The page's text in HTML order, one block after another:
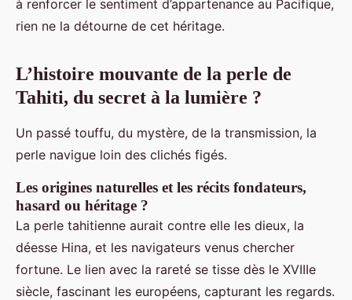
à renforcer le sentiment d’appartenance au Pacifique,
rien ne la détourne de cet héritage.
L’histoire mouvante de la perle de
Tahiti, du secret à la lumière ?
Un passé touffu, du mystère, de la transmission, la
perle navigue loin des clichés figés.
Les origines naturelles et les récits fondateurs,
hasard ou héritage ?
La perle tahitienne aurait contre elle les dieux, la
déesse Hina, et les navigateurs venus chercher
fortune. Le lien avec la rareté se tisse dès le XVIIIe
siècle, fascinant les européens, capturant les regards.